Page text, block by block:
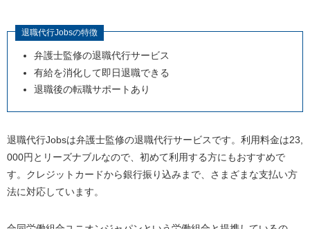
退職代行Jobsの特徴
弁護士監修の退職代行サービス
有給を消化して即日退職できる
退職後の転職サポートあり
退職代行Jobsは弁護士監修の退職代行サービスです。利用料金は23,
000円とリーズナブルなので、初めて利用する方にもおすすめで
す。クレジットカードから銀行振り込みまで、さまざまな支払い方
法に対応しています。